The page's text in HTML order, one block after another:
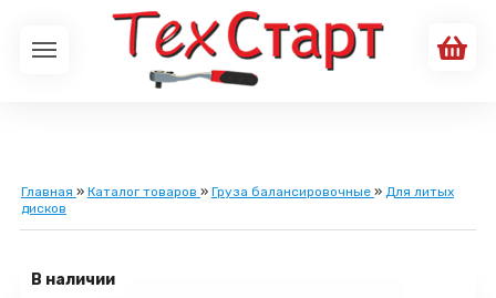
Главная » Каталог товаров » Груза балансировочные » Для литых
дисков
В наличии